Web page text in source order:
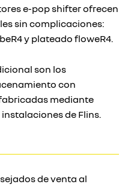
e-pop shifter ofrecen
sin complicaciones:
y plateado floweR4.
son los
con
mediante
de Flins.
de venta al